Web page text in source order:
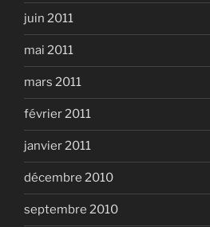
juin 2011
mai 2011
mars 2011
février 2011
janvier 2011
décembre 2010
septembre 2010